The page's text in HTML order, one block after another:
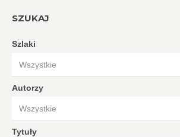
SZUKAJ
Szlaki
Wszystkie
Autorzy
Wszystkie
Tytuły